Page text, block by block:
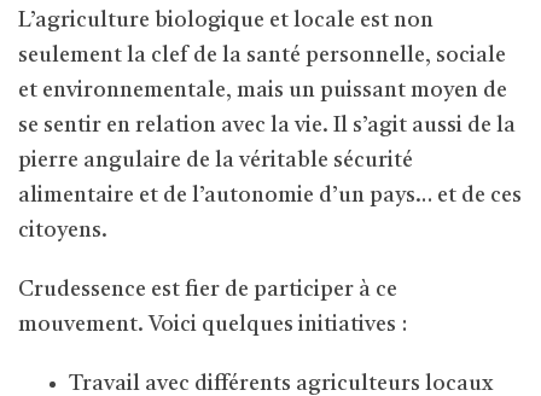
L’agriculture biologique et locale est non
seulement la clef de la santé personnelle, sociale
et environnementale, mais un puissant moyen de
se sentir en relation avec la vie. Il s’agit aussi de la
pierre angulaire de la véritable sécurité
alimentaire et de l’autonomie d’un pays… et de ces
citoyens.
Crudessence est fier de participer à ce
mouvement. Voici quelques initiatives :
Travail avec différents agriculteurs locaux